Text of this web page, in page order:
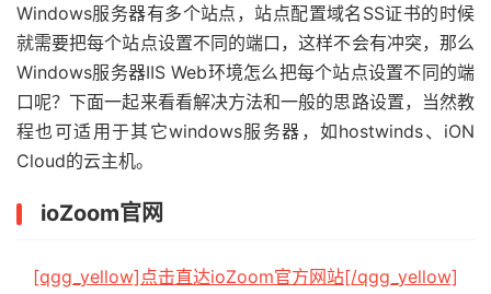
Windows服务器有多个站点，站点配置域名SS证书的时候
就需要把每个站点设置不同的端口，这样不会有冲突，那么
Windows服务器IIS Web环境怎么把每个站点设置不同的端
口呢？下面一起来看看解决方法和一般的思路设置，当然教
程也可适用于其它windows服务器，如hostwinds、iON
Cloud的云主机。
ioZoom官网
[qgg_yellow]点击直达ioZoom官方网站[/qgg_yellow]